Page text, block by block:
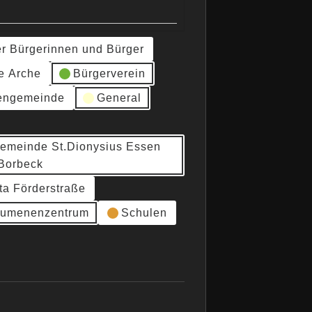
Bürgerinnen und Bürger
Arche Bürgerverein
General
St.Dionysius Essen
Förderstraße
Schulen